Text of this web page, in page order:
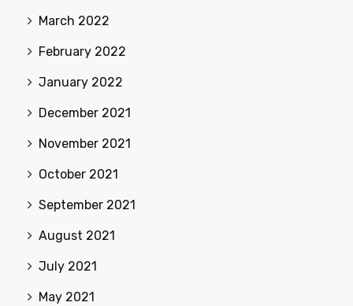
March 2022
February 2022
January 2022
December 2021
November 2021
October 2021
September 2021
August 2021
July 2021
May 2021